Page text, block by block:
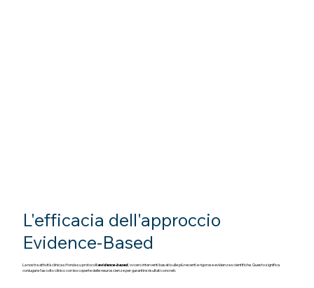
L'efficacia dell'approccio
Evidence-Based
La nostra attività clinica si fonda su protocollievidence-based , ovvero interventi basati sulle più recenti e rigorose evidenze scientifiche. Questo significa
coniugare l'ascolto clinico con le scoperte delle neuroscienze per garantire risultati concreti.